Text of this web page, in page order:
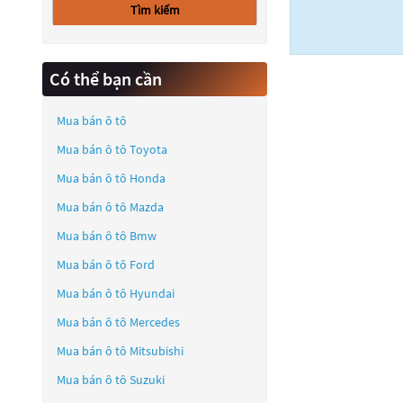
Tìm kiếm
Có thể bạn cần
Mua bán ô tô
Mua bán ô tô Toyota
Mua bán ô tô Honda
Mua bán ô tô Mazda
Mua bán ô tô Bmw
Mua bán ô tô Ford
Mua bán ô tô Hyundai
Mua bán ô tô Mercedes
Mua bán ô tô Mitsubishi
Mua bán ô tô Suzuki